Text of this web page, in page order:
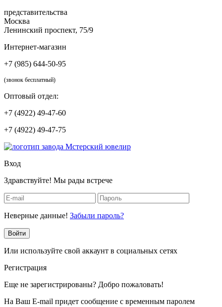
представительства
Москва
Ленинский проспект, 75/9
Интернет-магазин
+7 (985) 644-50-95
(звонок бесплатный)
Оптовый отдел:
+7 (4922) 49-47-60
+7 (4922) 49-47-75
Вход
Здравствуйте! Мы рады встрече
Неверные данные! Забыли пароль?
Войти
Или используйте свой аккаунт в социальных сетях
Регистрация
Еще не зарегистрированы? Добро пожаловать!
На Ваш E-mail придет сообщение с временным паролем